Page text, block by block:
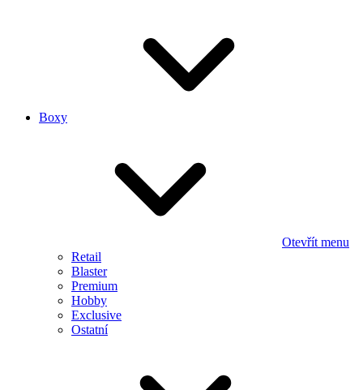
Boxy
Otevřít menu
Retail
Blaster
Premium
Hobby
Exclusive
Ostatní